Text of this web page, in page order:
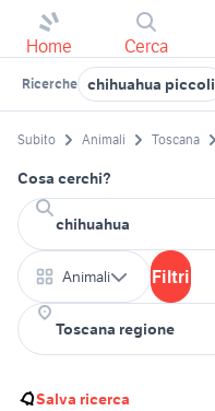
Home Cerca
Ricerche chihuahua piccoli
Subito Animali Toscana
Cosa cerchi?
Animali Filtri
Salva ricerca